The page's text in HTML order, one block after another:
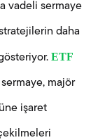
vadeli sermaye
daha
ETF
majör
işaret